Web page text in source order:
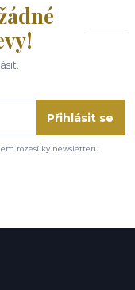
Přihlásit se
rozesílky newsletteru.